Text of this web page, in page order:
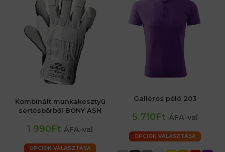
Kombinált munkakesztyű
sertésbőrből BONY ASH
1 990Ft ÁFA-val
OPCIÓK VÁLASZTÁSA
Galléros póló 203
5 710Ft ÁFA-val
OPCIÓK VÁLASZTÁSA